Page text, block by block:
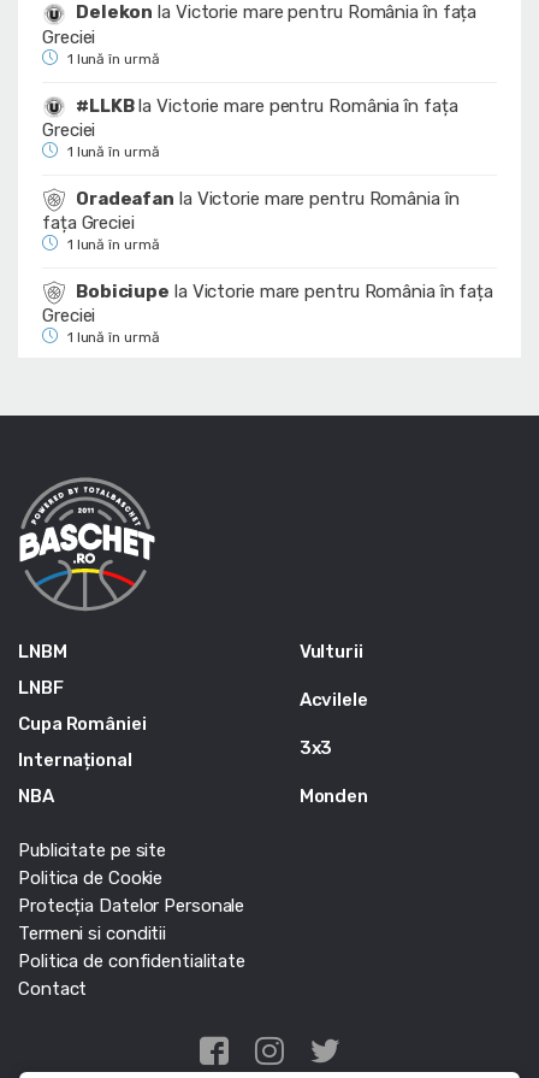
Delekon la Victorie mare pentru România în fața
Greciei
1 lună în urmă
#LLKBlaVictorie mare pentru România în fața
Greciei
1 lună în urmă
Oradeafan la Victorie mare pentru România în
fața Greciei
1 lună în urmă
Bobiciupe la Victorie mare pentru România în fața
Greciei
1 lună în urmă
LNBM
LNBF
Cupa României
Internațional
NBA
Vulturii
Acvilele
3x3
Monden
Publicitate pe site
Politica de Cookie
Protecția Datelor Personale
Termeni si conditii
Politica de confidentialitate
Contact